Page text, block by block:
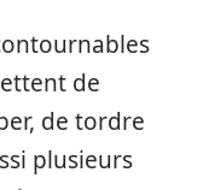
de
de tordre
plusieurs